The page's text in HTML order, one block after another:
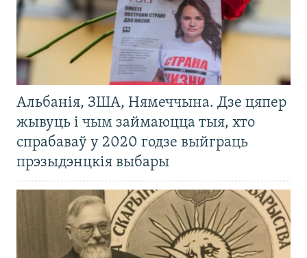
Альбанія, ЗША, Нямеччына. Дзе цяпер
жывуць і чым займаюцца тыя, хто
спрабаваў у 2020 годзе выйграць
прэзыдэнцкія выбары